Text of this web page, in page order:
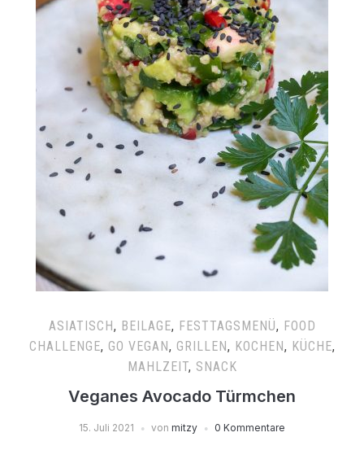
ASIATISCH, BEILAGE, FESTTAGSMENÜ, FOOD
CHALLENGE, GO VEGAN, GRILLEN, KOCHEN, KÜCHE,
MAHLZEIT, SNACK
Veganes Avocado Türmchen
15. Juli 2021 von mitzy 0 Kommentare